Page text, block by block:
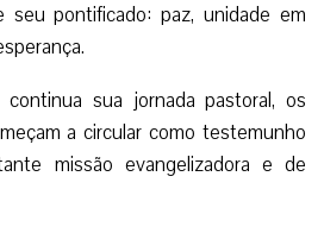
seu pontificado: paz, unidade em
sua jornada pastoral, os
a circular como testemunho
missão evangelizadora e de